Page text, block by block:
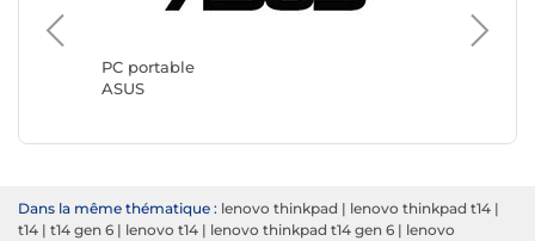
PC portable
ASUS
Dans la même thématique : lenovo thinkpad | lenovo thinkpad t14 |
t14 | t14 gen 6 | lenovo t14 | lenovo thinkpad t14 gen 6 | lenovo